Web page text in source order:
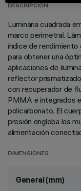
DESCRIPCIÓN
Luminaria cuadrada
marco perimetral.
índice de
para obtener una
aplicaciones de
reflector
con recuperador de
PMMA e integrados
policarbonato. El
presión engloba los
alimentación
DIMENSIONES
General (mm)